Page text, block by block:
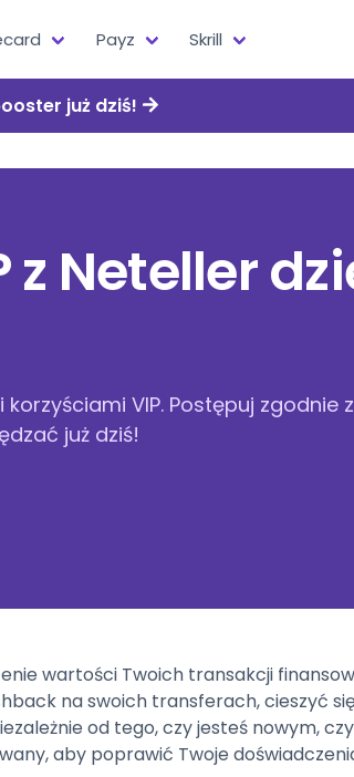
Payz Skrill
już dziś!
Neteller
VIP. Postępuj zgodnie
już dziś!
wartości Twoich transakcji
na swoich transferach, cieszyć
od tego, czy jesteś nowym,
aby poprawić Twoje